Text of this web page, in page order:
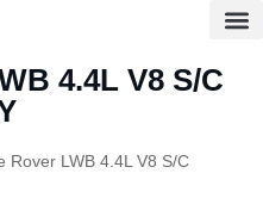
4.4L V8 S/C
Rover LWB 4.4L V8 S/C